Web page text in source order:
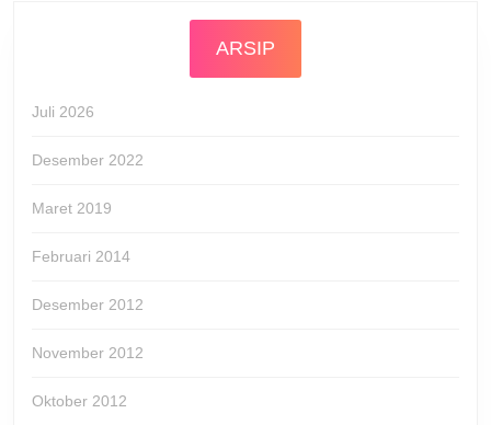
ARSIP
Juli 2026
Desember 2022
Maret 2019
Februari 2014
Desember 2012
November 2012
Oktober 2012